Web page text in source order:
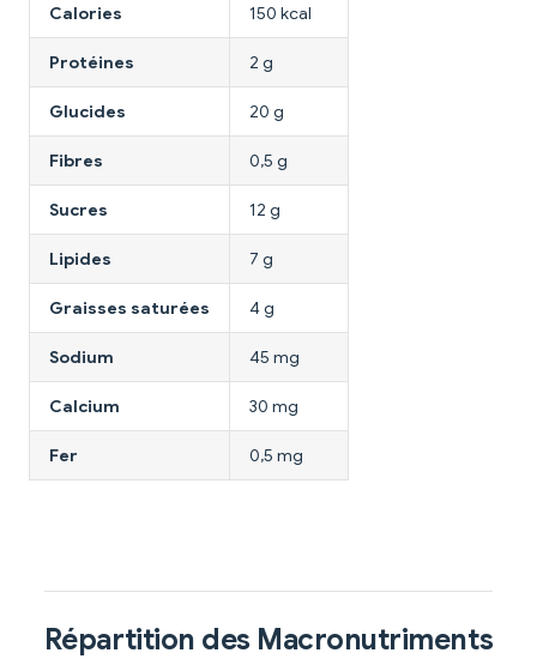
Calories 150 kcal
Protéines 2 g
Glucides 20 g
Fibres 0,5 g
Sucres 12 g
Lipides 7 g
Graisses saturées 4 g
Sodium 45 mg
Calcium 30 mg
Fer 0,5 mg
Répartition des Macronutriments